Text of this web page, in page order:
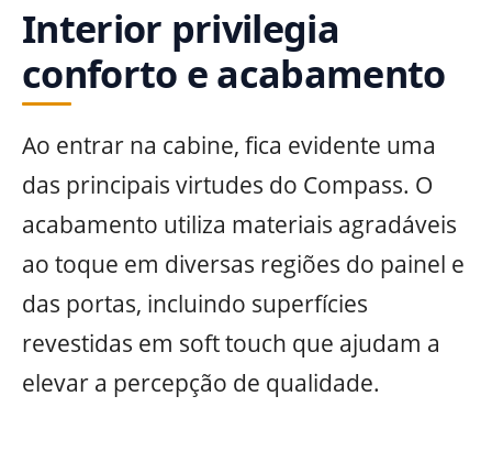
Interior privilegia
conforto e acabamento
Ao entrar na cabine, fica evidente uma
das principais virtudes do Compass. O
acabamento utiliza materiais agradáveis
ao toque em diversas regiões do painel e
das portas, incluindo superfícies
revestidas em soft touch que ajudam a
elevar a percepção de qualidade.